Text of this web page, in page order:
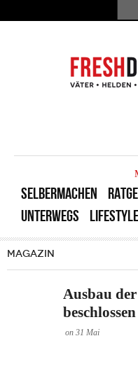
SELBERMACHEN
UNTERWEGS
LIFESTYLE
MAGAZIN
Ausbau
beschlossen
on 31 Mai